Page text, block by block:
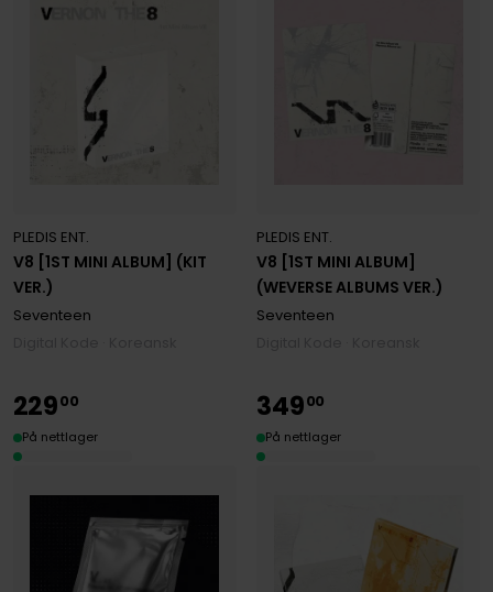
V8 [1ST MINI ALBUM] (KIT
VER.)
PLEDIS ENT.
Seventeen
V8 [1ST MINI ALBUM]
(WEVERSE ALBUMS VER.)
PLEDIS ENT.
Seventeen
22900
På nettlager
34900
På nettlager